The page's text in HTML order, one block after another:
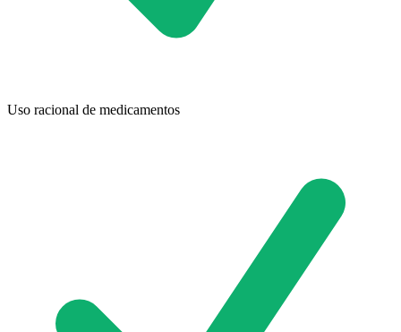
Uso racional de medicamentos